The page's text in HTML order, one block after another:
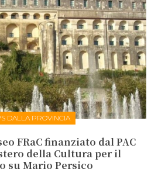
DALLA PROVINCIA
FRaC finanziato dal PAC
della Cultura per il
su Mario Persico